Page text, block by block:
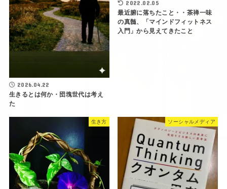
2026.04.22
生きるとは何か・団塊世代は考え
た
2022.02.05
最近腑に落ちたこと・・茶禅一味
の真髄、「マインドフィットネス
入門」から見えてきたこと
生き方 ソーシャルメディア